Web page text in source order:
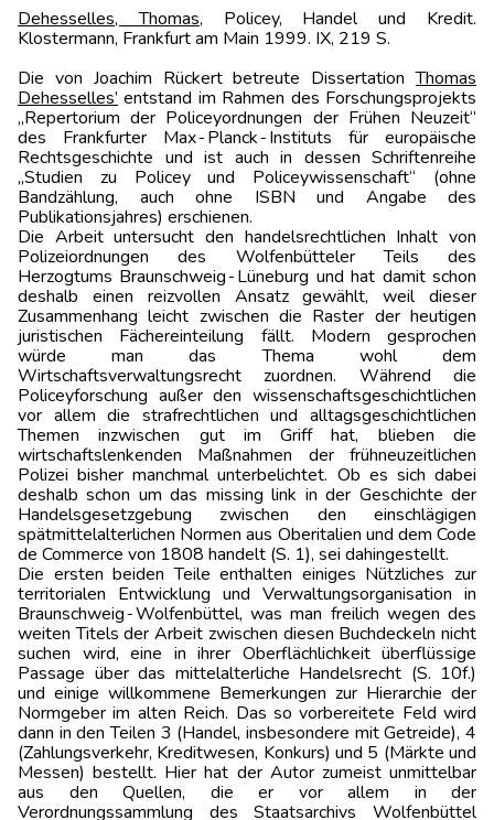
Dehesselles, Thomas, Policey, Handel und Kredit.
Klostermann, Frankfurt am Main 1999. IX, 219 S.
Die von Joachim Rückert betreute DissertationThomas
Dehesselles’ entstand im Rahmen des Forschungsprojekts
„Repertorium der Policeyordnungen der Frühen Neuzeit“
des Frankfurter Max‑Planck‑Instituts für europäische
Rechtsgeschichte und ist auch in dessen Schriftenreihe
„Studien zu Policey und Policeywissenschaft“ (ohne
Bandzählung, auch ohne ISBN und Angabe des
Publikationsjahres) erschienen.
Die Arbeit untersucht den handelsrechtlichen Inhalt von
Polizeiordnungen des Wolfenbütteler Teils des
Herzogtums Braunschweig‑Lüneburg und hat damit schon
deshalb einen reizvollen Ansatz gewählt, weil dieser
Zusammenhang leicht zwischen die Raster der heutigen
juristischen Fächereinteilung fällt. Modern gesprochen
würde man das Thema wohl dem
Wirtschaftsverwaltungsrecht zuordnen. Während die
Policeyforschung außer den wissenschaftsgeschichtlichen
vor allem die strafrechtlichen und alltagsgeschichtlichen
Themen inzwischen gut im Griff hat, blieben die
wirtschaftslenkenden Maßnahmen der frühneuzeitlichen
Polizei bisher manchmal unterbelichtet. Ob es sich dabei
deshalb schon um das missing link in der Geschichte der
Handelsgesetzgebung zwischen den einschlägigen
spätmittelalterlichen Normen aus Oberitalien und dem Code
de Commerce von 1808 handelt (S. 1), sei dahingestellt.
Die ersten beiden Teile enthalten einiges Nützliches zur
territorialen Entwicklung und Verwaltungsorganisation in
Braunschweig‑Wolfenbüttel, was man freilich wegen des
weiten Titels der Arbeit zwischen diesen Buchdeckeln nicht
suchen wird, eine in ihrer Oberflächlichkeit überflüssige
Passage über das mittelalterliche Handelsrecht (S. 10f.)
und einige willkommene Bemerkungen zur Hierarchie der
Normgeber im alten Reich. Das so vorbereitete Feld wird
dann in den Teilen 3 (Handel, insbesondere mit Getreide), 4
(Zahlungsverkehr, Kreditwesen, Konkurs) und 5 (Märkte und
Messen) bestellt. Hier hat der Autor zumeist unmittelbar
aus den Quellen, die er vor allem in der
Verordnungssammlung des Staatsarchivs Wolfenbüttel